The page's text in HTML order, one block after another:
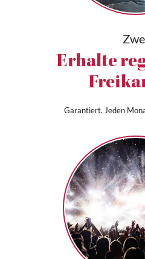
Erhalte
Garantiert. Jeden